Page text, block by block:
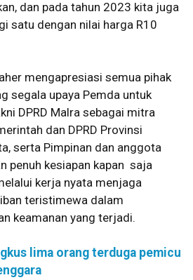
dan pada tahun 2023 kita juga
satu dengan nilai harga R10
mengapresiasi semua pihak
segala upaya Pemda untuk
DPRD Malra sebagai mitra
dan DPRD Provinsi
serta Pimpinan dan anggota
penuh kesiapan kapan saja
kerja nyata menjaga
teristimewa dalam
keamanan yang terjadi.
lima orang terduga pemicu